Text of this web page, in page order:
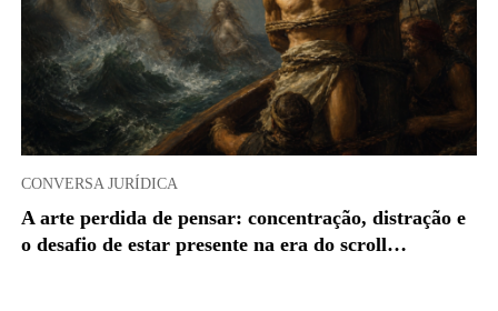
CONVERSA JURÍDICA
A arte perdida de pensar: concentração, distração e
o desafio de estar presente na era do scroll…